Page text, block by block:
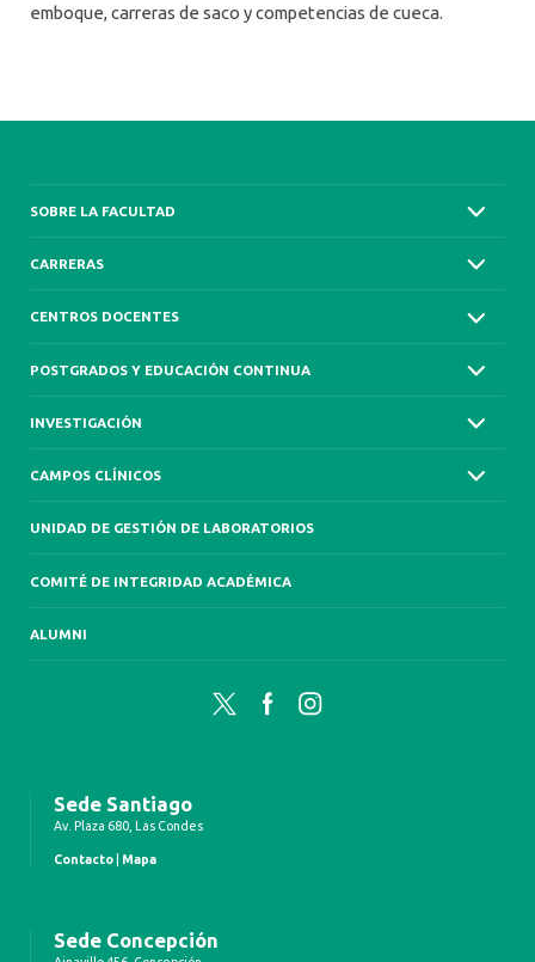
emboque, carreras de saco y competencias de cueca.
SOBRE LA FACULTAD
CARRERAS
CENTROS DOCENTES
POSTGRADOS Y EDUCACIÓN CONTINUA
INVESTIGACIÓN
CAMPOS CLÍNICOS
UNIDAD DE GESTIÓN DE LABORATORIOS
COMITÉ DE INTEGRIDAD ACADÉMICA
ALUMNI
Twitter FacebookInstagram
Sede Santiago
Av. Plaza 680, Las Condes
Contacto Mapa
Sede Concepción